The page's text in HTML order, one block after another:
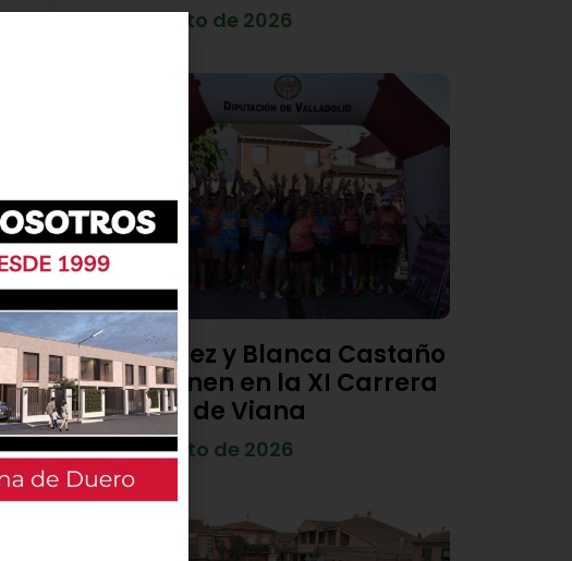
7 de agosto de 2026
Diego Díez y Blanca Castaño
se imponen en la XI Carrera
Popular de Viana
4 de agosto de 2026